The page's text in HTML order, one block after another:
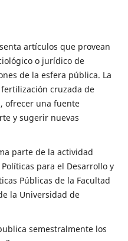
artículos que provean
o jurídico de
de la esfera pública. La
cruzada de
ofrecer una fuente
y sugerir nuevas
parte de la actividad
para el Desarrollo y
Públicas de la Facultad
la Universidad de
semestralmente los